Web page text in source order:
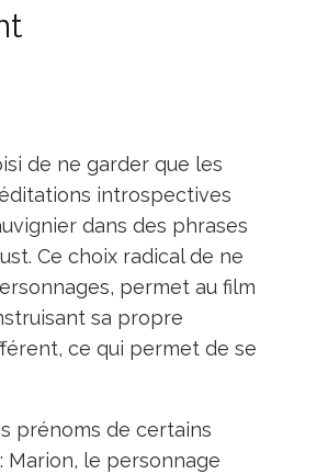
de ne garder que les
introspectives
dans des phrases
Ce choix radical de ne
permet au film
sa propre
ce qui permet de se
prénoms de certains
le personnage